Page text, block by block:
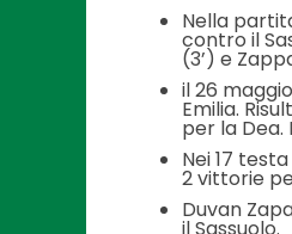
Nella
contro il
(3’) e
il 26
Emilia.
per la Dea.
Nei 17
2 vittorie
Duvan